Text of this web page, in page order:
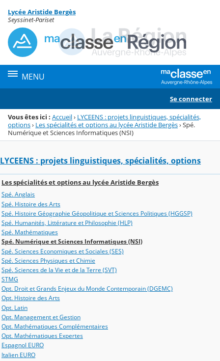
Menu de la rubrique
Contenu
Lycée Aristide Bergès
Seyssinet-Pariset
MENU
Se connecter
Vous êtes ici : Accueil› LYCEENS : projets linguistiques, spécialités,
options› Les spécialités et options au lycée Aristide Bergès›Spé.
Numérique et Sciences Informatiques (NSI)
LYCEENS : projets linguistiques, spécialités, options
Les spécialités et options au lycée Aristide Bergès
Spé. Anglais
Spé. Histoire des Arts
Spé. Histoire Géographie Géopolitique et Sciences Politiques (HGGSP)
Spé. Humanités, Littérature et Philosophie (HLP)
Spé. Mathématiques
Spé. Numérique et Sciences Informatiques (NSI)
Spé. Sciences Economiques et Sociales (SES)
Spé. Sciences Physiques et Chimie
Spé. Sciences de la Vie et de la Terre (SVT)
STMG
Opt. Droit et Grands Enjeux du Monde Contemporain (DGEMC)
Opt. Histoire des Arts
Opt. Latin
Opt. Management et Gestion
Opt. Mathématiques Complémentaires
Opt. Mathématiques Expertes
Espagnol EURO
Italien EURO